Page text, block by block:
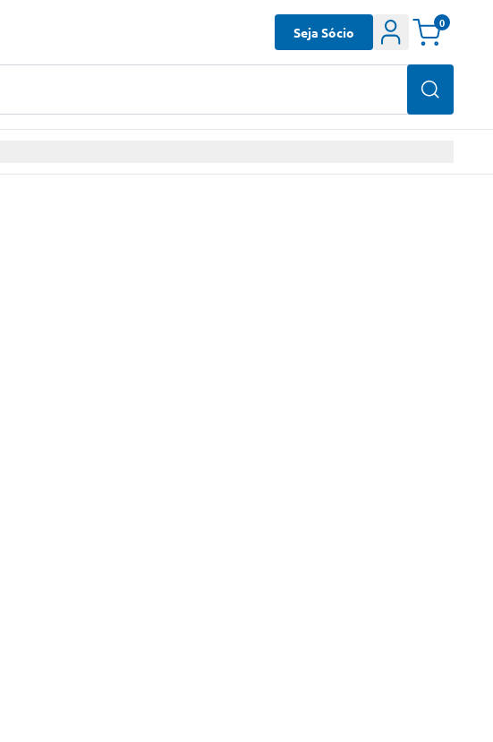
Seja Sócio
0